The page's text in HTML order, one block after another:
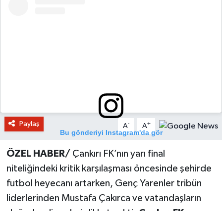
Bu gönderiyi Instagram'da gör
Paylaş A- A+
ÖZEL HABER/ Çankırı FK’nın yarı final
niteliğindeki kritik karşılaşması öncesinde şehirde
futbol heyecanı artarken, Genç Yarenler tribün
liderlerinden Mustafa Çakırca ve vatandaşların